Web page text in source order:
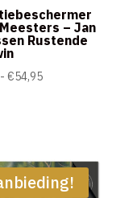
– Jan
Rustende
- €54,95Prijsklasse: